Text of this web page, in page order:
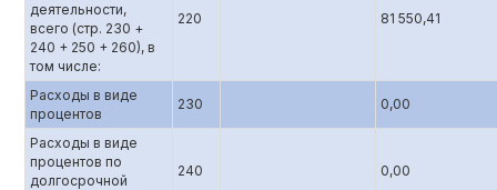
деятельности,
всего (стр. 230 +
240 + 250 + 260), в
том числе:
220 81 550,41
Расходы в виде
процентов
230 0,00
Расходы в виде
процентов по
долгосрочной
240 0,00